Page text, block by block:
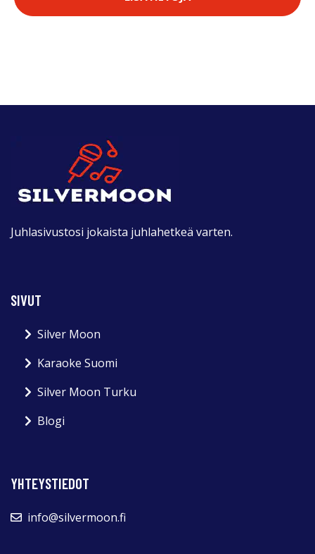
Juhlasivustosi jokaista juhlahetkeä varten.
SIVUT
Silver Moon
Karaoke Suomi
Silver Moon Turku
Blogi
YHTEYSTIEDOT
info@silvermoon.fi